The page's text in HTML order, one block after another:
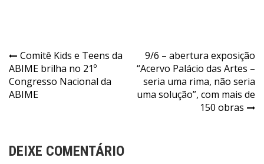
Navegação
de
Post
Comitê Kids e Teens da
ABIME brilha no 21º
Congresso Nacional da
ABIME
9/6 – abertura exposição
“Acervo Palácio das Artes –
seria uma rima, não seria
uma solução”, com mais de
150 obras
DEIXE COMENTÁRIO